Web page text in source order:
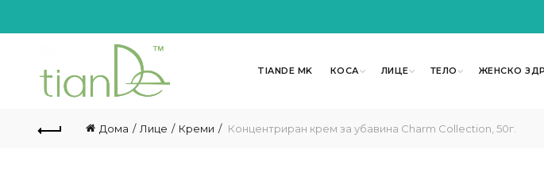
TIANDE MK КОСА ЛИЦЕ ТЕЛО ЖЕНСКО
Дома Лице Креми Концентриран крем за убавина Charm Collection, 50г.